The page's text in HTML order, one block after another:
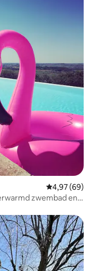
Gemiddelde
4,97 (69)
zwembad en